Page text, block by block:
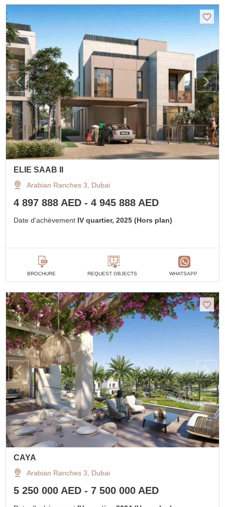
ELIE SAAB II
Arabian Ranches 3, Dubai
4 897 888 AED - 4 945 888 AED
Date d'achèvement IV quartier, 2025 (Hors plan)
BROCHURE REQUEST OBJECTS WHATSAPP
CAYA
Arabian Ranches 3, Dubai
5 250 000 AED - 7 500 000 AED